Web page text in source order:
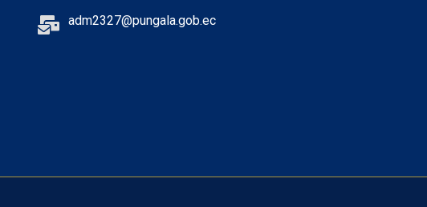
adm2327@pungala.gob.ec